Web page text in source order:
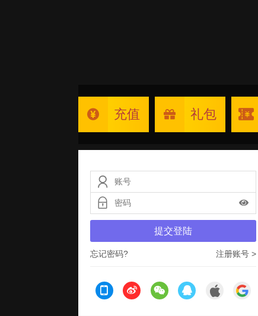
充值 礼包
提交登陆
忘记密码? 注册账号 >